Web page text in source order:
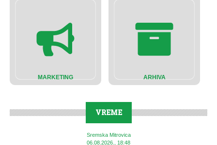
MARKETING ARHIVA
VREME
Sremska Mitrovica
06.08.2026., 18:48